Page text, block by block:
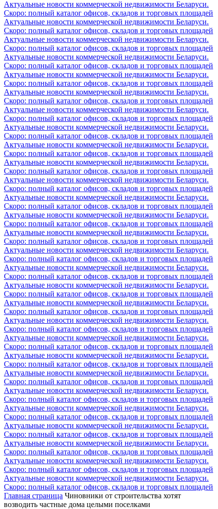
Актуальные новости коммерческой недвижимости Беларуси.
Скоро: полный каталог офисов, складов и торговых площадей
Актуальные новости коммерческой недвижимости Беларуси.
Скоро: полный каталог офисов, складов и торговых площадей
Актуальные новости коммерческой недвижимости Беларуси.
Скоро: полный каталог офисов, складов и торговых площадей
Актуальные новости коммерческой недвижимости Беларуси.
Скоро: полный каталог офисов, складов и торговых площадей
Актуальные новости коммерческой недвижимости Беларуси.
Скоро: полный каталог офисов, складов и торговых площадей
Актуальные новости коммерческой недвижимости Беларуси.
Скоро: полный каталог офисов, складов и торговых площадей
Актуальные новости коммерческой недвижимости Беларуси.
Скоро: полный каталог офисов, складов и торговых площадей
Актуальные новости коммерческой недвижимости Беларуси.
Скоро: полный каталог офисов, складов и торговых площадей
Актуальные новости коммерческой недвижимости Беларуси.
Скоро: полный каталог офисов, складов и торговых площадей
Актуальные новости коммерческой недвижимости Беларуси.
Скоро: полный каталог офисов, складов и торговых площадей
Актуальные новости коммерческой недвижимости Беларуси.
Скоро: полный каталог офисов, складов и торговых площадей
Актуальные новости коммерческой недвижимости Беларуси.
Скоро: полный каталог офисов, складов и торговых площадей
Актуальные новости коммерческой недвижимости Беларуси.
Скоро: полный каталог офисов, складов и торговых площадей
Актуальные новости коммерческой недвижимости Беларуси.
Скоро: полный каталог офисов, складов и торговых площадей
Актуальные новости коммерческой недвижимости Беларуси.
Скоро: полный каталог офисов, складов и торговых площадей
Актуальные новости коммерческой недвижимости Беларуси.
Скоро: полный каталог офисов, складов и торговых площадей
Актуальные новости коммерческой недвижимости Беларуси.
Скоро: полный каталог офисов, складов и торговых площадей
Актуальные новости коммерческой недвижимости Беларуси.
Скоро: полный каталог офисов, складов и торговых площадей
Актуальные новости коммерческой недвижимости Беларуси.
Скоро: полный каталог офисов, складов и торговых площадей
Актуальные новости коммерческой недвижимости Беларуси.
Скоро: полный каталог офисов, складов и торговых площадей
Актуальные новости коммерческой недвижимости Беларуси.
Скоро: полный каталог офисов, складов и торговых площадей
Актуальные новости коммерческой недвижимости Беларуси.
Скоро: полный каталог офисов, складов и торговых площадей
Актуальные новости коммерческой недвижимости Беларуси.
Скоро: полный каталог офисов, складов и торговых площадей
Актуальные новости коммерческой недвижимости Беларуси.
Скоро: полный каталог офисов, складов и торговых площадей
Актуальные новости коммерческой недвижимости Беларуси.
Скоро: полный каталог офисов, складов и торговых площадей
Актуальные новости коммерческой недвижимости Беларуси.
Скоро: полный каталог офисов, складов и торговых площадей
Актуальные новости коммерческой недвижимости Беларуси.
Скоро: полный каталог офисов, складов и торговых площадей
Актуальные новости коммерческой недвижимости Беларуси.
Скоро: полный каталог офисов, складов и торговых площадей
Главная страница Чиновники от строительства хотят
возводить частные дома целыми поселками